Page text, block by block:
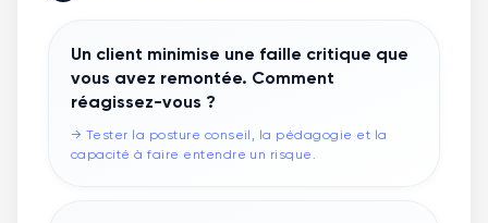
Un client minimise une faille critique que
vous avez remontée. Comment
réagissez-vous ?
→ Tester la posture conseil, la pédagogie et la
capacité à faire entendre un risque.